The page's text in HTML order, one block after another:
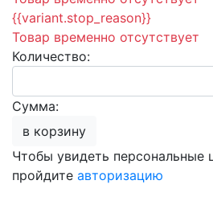
{{variant.stop_reason}}
Товар временно отсутствует
Количество:
Сумма:
в корзину
Чтобы увидеть персональные
пройдите авторизацию